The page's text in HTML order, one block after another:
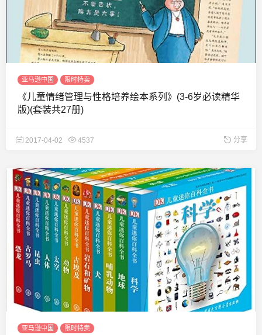
亚马逊中国 限时特卖
《儿童情绪管理与性格培养绘本系列》(3-6岁必读精华
版)(套装共27册)
2017-04-02 4537 分享
亚马逊中国 限时特卖